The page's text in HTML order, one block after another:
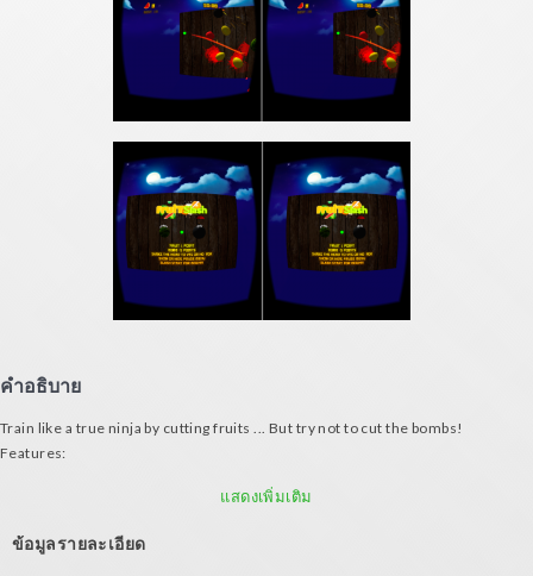
คำอธิบาย
Train like a true ninja by cutting fruits ... But try not to cut the bombs!
Features:
- Cutting fruits adds 1 point, cutting bombs subtracts 5 points
แสดงเพิ่มเติม
ข้อมูลรายละเอียด